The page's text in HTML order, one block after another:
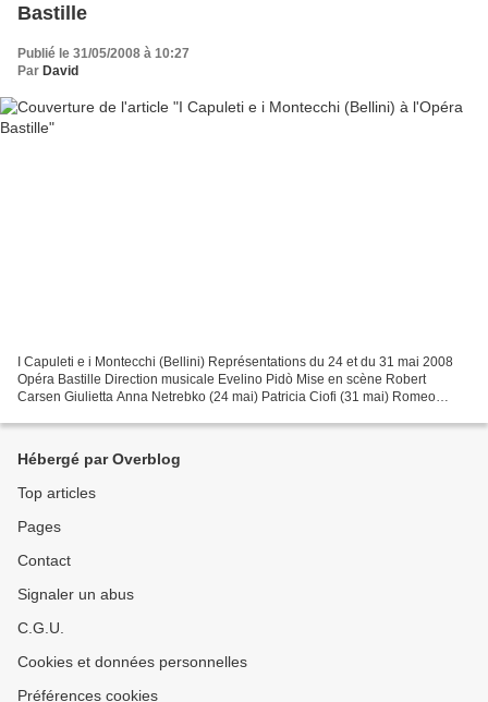
Bastille
Publié le 31/05/2008 à 10:27
Par David
I Capuleti e i Montecchi (Bellini) Représentations du 24 et du 31 mai 2008
Opéra Bastille Direction musicale Evelino Pidò Mise en scène Robert
Carsen Giulietta Anna Netrebko (24 mai) Patricia Ciofi (31 mai) Romeo
Hébergé par Overblog
Top articles
Pages
Contact
Signaler un abus
C.G.U.
Cookies et données personnelles
Préférences cookies